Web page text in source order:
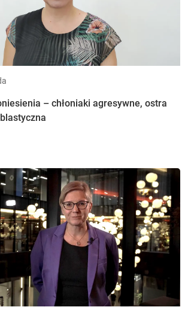
– chłoniaki agresywne, ostra